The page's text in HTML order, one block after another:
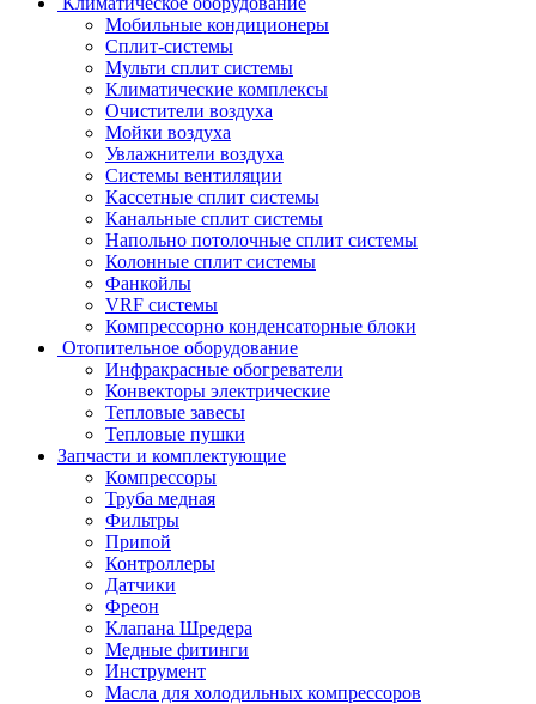
Мобильные кондиционеры
Сплит-системы
Мульти сплит системы
Климатические комплексы
Очистители воздуха
Мойки воздуха
Увлажнители воздуха
Системы вентиляции
Кассетные сплит системы
Канальные сплит системы
Напольно потолочные сплит системы
Колонные сплит системы
Фанкойлы
VRF системы
Компрессорно конденсаторные блоки
Отопительное оборудование
Инфракрасные обогреватели
Конвекторы электрические
Тепловые завесы
Тепловые пушки
Запчасти и комплектующие
Компрессоры
Труба медная
Фильтры
Припой
Контроллеры
Датчики
Фреон
Клапана Шредера
Медные фитинги
Инструмент
Масла для холодильных компрессоров